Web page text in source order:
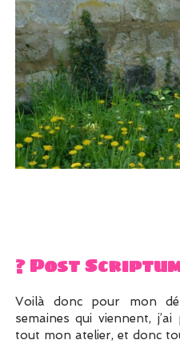
? Post
Voilà donc pour mon
semaines qui viennent,
tout mon atelier, et donc